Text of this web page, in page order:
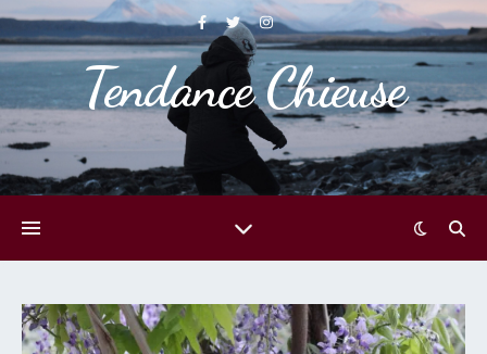
Tendance Chieuse